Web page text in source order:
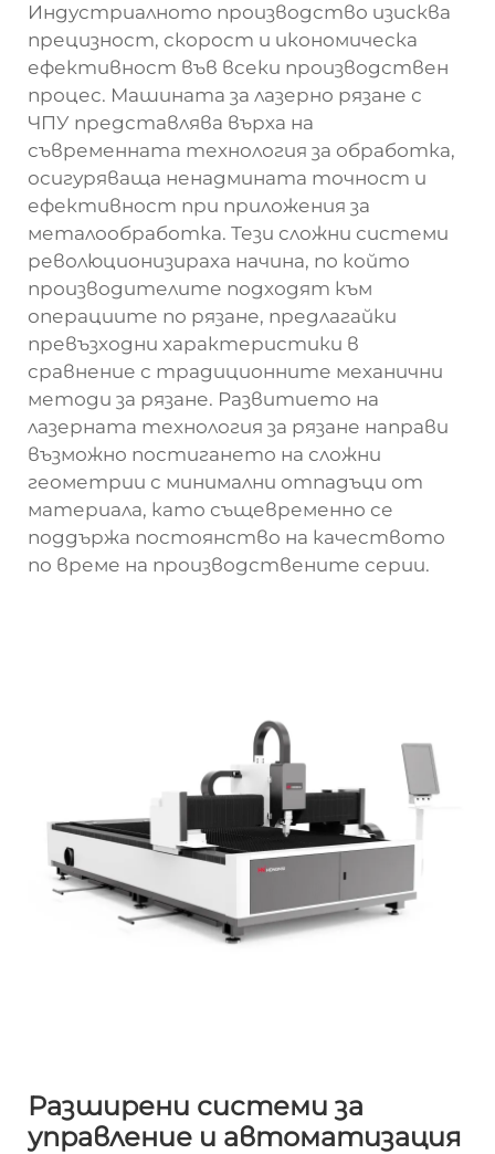
Индустриалното производство изисква
прецизност, скорост и икономическа
ефективност във всеки производствен
процес. Машината за лазерно рязане с
ЧПУ представлява върха на
съвременната технология за обработка,
осигуряваща ненадмината точност и
ефективност при приложения за
металообработка. Тези сложни системи
революционизираха начина, по който
производителите подходят към
операциите по рязане, предлагайки
превъзходни характеристики в
сравнение с традиционните механични
методи за рязане. Развитието на
лазерната технология за рязане направи
възможно постигането на сложни
геометрии с минимални отпадъци от
материала, като същевременно се
поддържа постоянство на качеството
по време на производствените серии.
Разширени системи за
управление и автоматизация